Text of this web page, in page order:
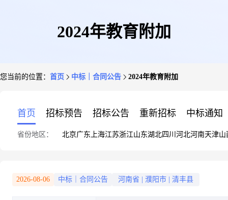
2024年教育附加
您当前的位置： 首页 中标｜合同公告 2024年教育附加
首页 招标预告 招标公告 重新招标 中标通知
省份地区： 北京广东 上海江苏浙江山东湖北四川 河北河南天津山
2026-08-06 中标｜合同公告 河南省 濮阳市 清丰县